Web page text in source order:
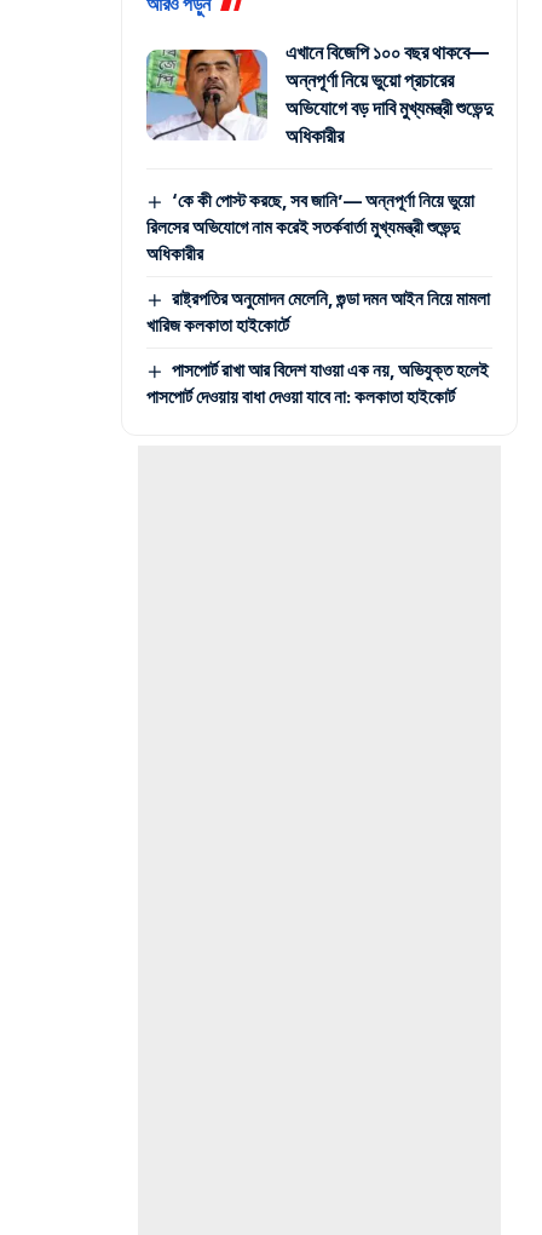
এখানে বিজেপি ১০০ বছর থাকবে—
অন্নপূর্ণা নিয়ে ভুয়ো প্রচারের
অভিযোগে বড় দাবি মুখ্যমন্ত্রী শুভেন্দু
অধিকারীর
‘কে কী পোস্ট করছে, সব জানি’— অন্নপূর্ণা নিয়ে ভুয়ো
রিলসের অভিযোগে নাম করেই সতর্কবার্তা মুখ্যমন্ত্রী শুভেন্দু
অধিকারীর
রাষ্ট্রপতির অনুমোদন মেলেনি, গুন্ডা দমন আইন নিয়ে মামলা
খারিজ কলকাতা হাইকোর্টে
পাসপোর্ট রাখা আর বিদেশ যাওয়া এক নয়, অভিযুক্ত হলেই
পাসপোর্ট দেওয়ায় বাধা দেওয়া যাবে না: কলকাতা হাইকোর্ট